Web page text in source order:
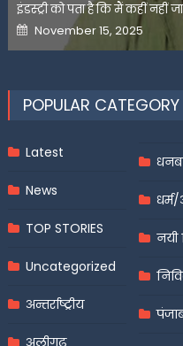
इंडस्ट्री को पता है कि मैं कहीं नहीं
Posted
on
November 15, 2025
POPULAR CATEGORY
Latest
News
TOP STORIES
Uncategorized
अन्तर्राष्ट्रीय
नयी